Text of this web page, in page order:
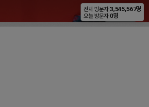
비공개
전체 방문자 3,545,567명
오늘 방문자 0명